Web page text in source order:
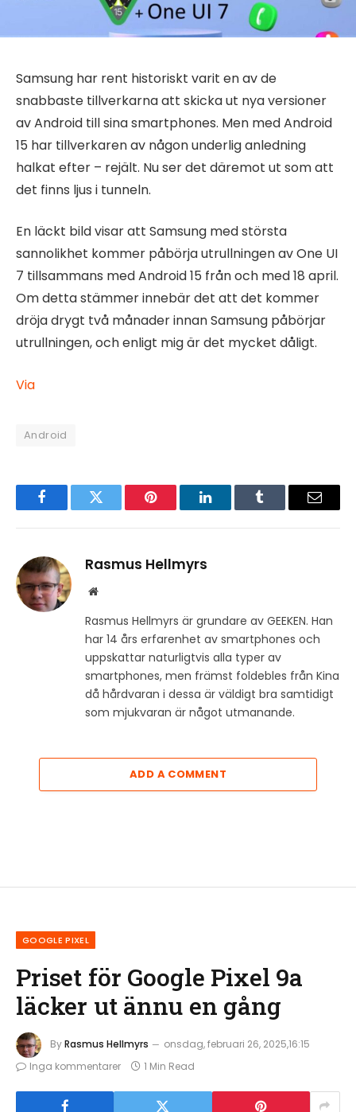
Samsung har rent historiskt varit en av de
snabbaste tillverkarna att skicka ut nya versioner
av Android till sina smartphones. Men med Android
15 har tillverkaren av någon underlig anledning
halkat efter – rejält. Nu ser det däremot ut som att
det finns ljus i tunneln.
En läckt bild visar att Samsung med största
sannolikhet kommer påbörja utrullningen av One UI
7 tillsammans med Android 15 från och med 18 april.
Om detta stämmer innebär det att det kommer
dröja drygt två månader innan Samsung påbörjar
utrullningen, och enligt mig är det mycket dåligt.
Via
Android
FacebookTwitter Pinterest LinkedInTumblr Email
Rasmus Hellmyrs
Website
Rasmus Hellmyrs är grundare av GEEKEN. Han
har 14 års erfarenhet av smartphones och
uppskattar naturligtvis alla typer av
smartphones, men främst foldebles från Kina
då hårdvaran i dessa är väldigt bra samtidigt
som mjukvaran är något utmanande.
ADD A COMMENT
GOOGLE PIXEL
Priset för Google Pixel 9a
läcker ut ännu en gång
ByRasmus Hellmyrs
onsdag, februari 26, 2025,16:15
Inga kommentarer
1 Min Read